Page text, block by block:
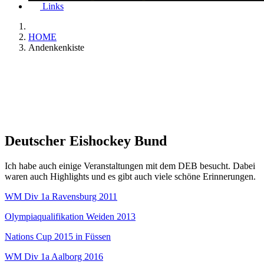
Links
HOME
Andenkenkiste
Deutscher Eishockey Bund
Ich habe auch einige Veranstaltungen mit dem DEB besucht. Dabei
waren auch Highlights und es gibt auch viele schöne Erinnerungen.
WM Div 1a Ravensburg 2011
Olympiaqualifikation Weiden 2013
Nations Cup 2015 in Füssen
WM Div 1a Aalborg 2016